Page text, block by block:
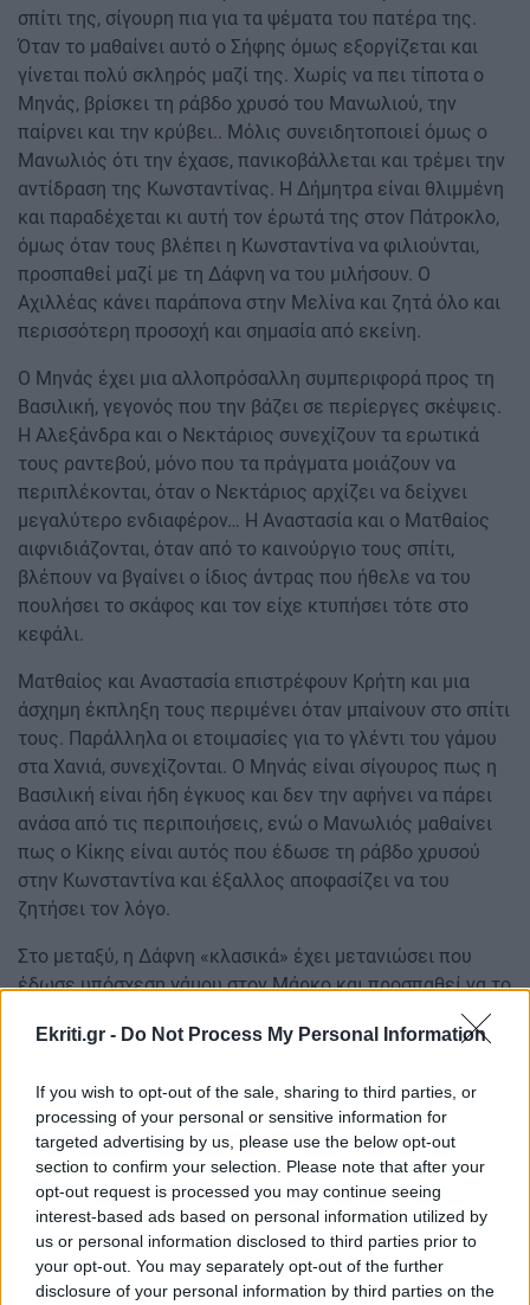
Ekriti.gr - Do Not Process My Personal Information
If you wish to opt-out of the sale, sharing to third parties, or
processing of your personal or sensitive information for
targeted advertising by us, please use the below opt-out
section to confirm your selection. Please note that after your
opt-out request is processed you may continue seeing
interest-based ads based on personal information utilized by
us or personal information disclosed to third parties prior to
your opt-out. You may separately opt-out of the further
disclosure of your personal information by third parties on the
σπίτι της, σίγουρη πια για τα ψέματα του πατέρα της.
Όταν το μαθαίνει αυτό ο Σήφης όμως εξοργίζεται και
γίνεται πολύ σκληρός μαζί της. Χωρίς να πει τίποτα ο
Μηνάς, βρίσκει τη ράβδο χρυσό του Μανωλιού, την
παίρνει και την κρύβει.. Μόλις συνειδητοποιεί όμως ο
Μανωλιός ότι την έχασε, πανικοβάλλεται και τρέμει την
αντίδραση της Κωνσταντίνας. Η Δήμητρα είναι θλιμμένη
και παραδέχεται κι αυτή τον έρωτά της στον Πάτροκλο,
όμως όταν τους βλέπει η Κωνσταντίνα να φιλιούνται,
προσπαθεί μαζί με τη Δάφνη να του μιλήσουν. Ο
Αχιλλέας κάνει παράπονα στην Μελίνα και ζητά όλο και
περισσότερη προσοχή και σημασία από εκείνη.
Ο Μηνάς έχει μια αλλοπρόσαλλη συμπεριφορά προς τη
Βασιλική, γεγονός που την βάζει σε περίεργες σκέψεις.
Η Αλεξάνδρα και ο Νεκτάριος συνεχίζουν τα ερωτικά
τους ραντεβού, μόνο που τα πράγματα μοιάζουν να
περιπλέκονται, όταν ο Νεκτάριος αρχίζει να δείχνει
μεγαλύτερο ενδιαφέρον… Η Αναστασία και ο Ματθαίος
αιφνιδιάζονται, όταν από το καινούργιο τους σπίτι,
βλέπουν να βγαίνει ο ίδιος άντρας που ήθελε να του
πουλήσει το σκάφος και τον είχε κτυπήσει τότε στο
κεφάλι.
Ματθαίος και Αναστασία επιστρέφουν Κρήτη και μια
άσχημη έκπληξη τους περιμένει όταν μπαίνουν στο σπίτι
τους. Παράλληλα οι ετοιμασίες για το γλέντι του γάμου
στα Χανιά, συνεχίζονται. Ο Μηνάς είναι σίγουρος πως η
Βασιλική είναι ήδη έγκυος και δεν την αφήνει να πάρει
ανάσα από τις περιποιήσεις, ενώ ο Μανωλιός μαθαίνει
πως ο Κίκης είναι αυτός που έδωσε τη ράβδο χρυσού
στην Κωνσταντίνα και έξαλλος αποφασίζει να του
ζητήσει τον λόγο.
Στο μεταξύ, η Δάφνη «κλασικά» έχει μετανιώσει που
έδωσε υπόσχεση γάμου στον Μάρκο και προσπαθεί να το
τραβήξει πίσω. Ο Διαμαντής δέχεται πρόσκληση για ένα
μυστικό και περίεργο ραντεβού, που σκοπό έχει να
χτύπημά εναντίον των Ματθαίων. Η ξαφνική παρουσία
του Διαμαντή στο γλέντι του γάμου στα Χανιά, θα
πυροδοτήσει απρόοπτες εξελίξεις και αντιδράσεις.
Ακολουθήστε το ekriti.gr στοGoogle Newsκαι
μάθετε πρώτοι όλες τις ειδήσεις για την Κρήτη